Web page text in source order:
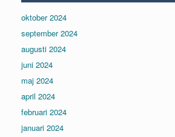
oktober 2024
september 2024
augusti 2024
juni 2024
maj 2024
april 2024
februari 2024
januari 2024